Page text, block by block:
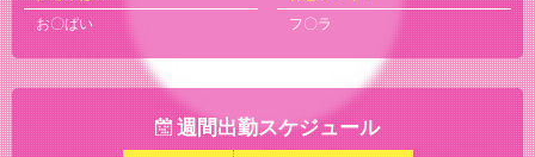
お〇ぱい
フ〇ラ
週間出勤スケジュール